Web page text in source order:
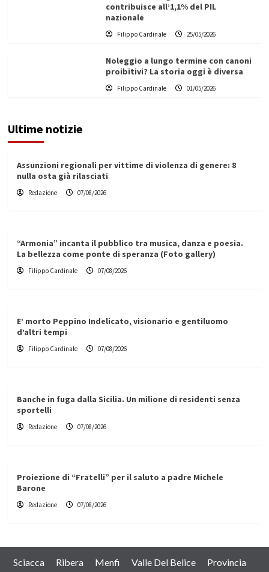
contribuisce all’1,1% del PIL
nazionale
Filippo Cardinale 25/05/2026
Noleggio a lungo termine con canoni
proibitivi? La storia oggi è diversa
Filippo Cardinale 01/05/2026
Ultime notizie
Assunzioni regionali per vittime di violenza di genere: 8
nulla osta già rilasciati
Redazione 07/08/2026
“Armonia” incanta il pubblico tra musica, danza e poesia.
La bellezza come ponte di speranza (Foto gallery)
Filippo Cardinale 07/08/2026
E’ morto Peppino Indelicato, visionario e gentiluomo
d’altri tempi
Filippo Cardinale 07/08/2026
Banche in fuga dalla Sicilia. Un milione di residenti senza
sportelli
Redazione 07/08/2026
Proiezione di “Fratelli” per il saluto a padre Michele
Barone
Redazione 07/08/2026
Sciacca Ribera Menfi Valle Del Belice
Provincia